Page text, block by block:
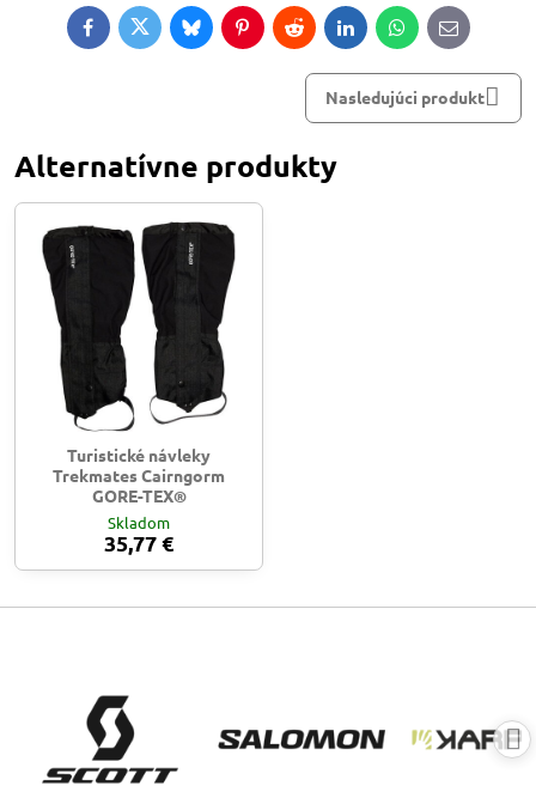
FacebookTwitterBlueskyPinterestRedditLinkedInWhatsApp
E-
mail
Nasledujúci produkt
Alternatívne produkty
Turistické návleky
Trekmates Cairngorm
GORE-TEX®
Skladom
35,77 €